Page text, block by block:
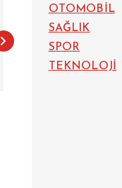
OTOMOBİL
SAĞLIK
SPOR
TEKNOLOJİ